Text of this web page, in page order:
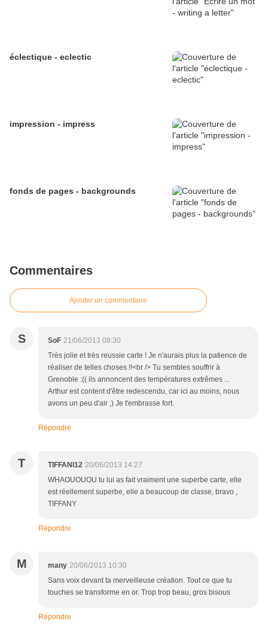
éclectique - eclectic
impression - impress
fonds de pages - backgrounds
Commentaires
Ajouter un commentaire
S SoF 21/06/2013 08:30
Très jolie et très reussie carte ! Je n'aurais plus la patience de
réaliser de telles choses !!<br /> Tu sembles souffrir à
Grenoble :(( ils annoncent des températures extrêmes ...
Arthur est content d'être redescendu, car ici au moins, nous
avons un peu d'air ;) Je t'embrasse fort.
Répondre
T TIFFANI12 20/06/2013 14:27
WHAOUOUOU tu lui as fait vraiment une superbe carte, elle
est réellement superbe, elle a beaucoup de classe, bravo ,
TIFFANY
Répondre
M many 20/06/2013 10:30
Sans voix devant ta merveilleuse création. Tout ce que tu
touches se transforme en or. Trop trop beau, gros bisous
Répondre